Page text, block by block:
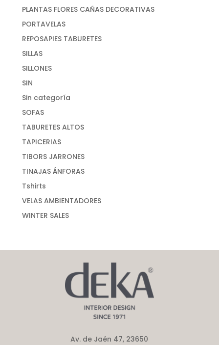
PLANTAS FLORES CAÑAS DECORATIVAS
PORTAVELAS
REPOSAPIES TABURETES
SILLAS
SILLONES
SIN
Sin categoría
SOFAS
TABURETES ALTOS
TAPICERIAS
TIBORS JARRONES
TINAJAS ÁNFORAS
Tshirts
VELAS AMBIENTADORES
WINTER SALES
Av. de Jaén 47, 23650